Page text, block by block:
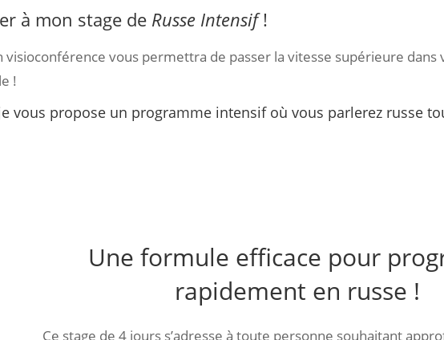
à mon stage de Russe Intensif!
vous permettra de passer la vitesse supérieure dans
!
vous propose un programme intensif où vous parlerez russe
Une formule efficace pour
rapidement en russe !
Ce stage de 4 jours s’adresse à toute personne souhaitant